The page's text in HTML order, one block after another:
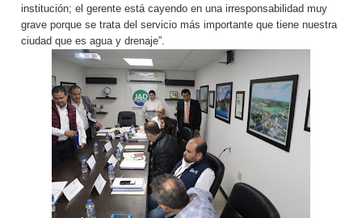
institución; el gerente está cayendo en una irresponsabilidad muy
grave porque se trata del servicio más importante que tiene nuestra
ciudad que es agua y drenaje”.